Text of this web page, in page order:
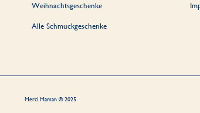
Weihnachtsgeschenke
Alle Schmuckgeschenke
Merci Maman © 2025